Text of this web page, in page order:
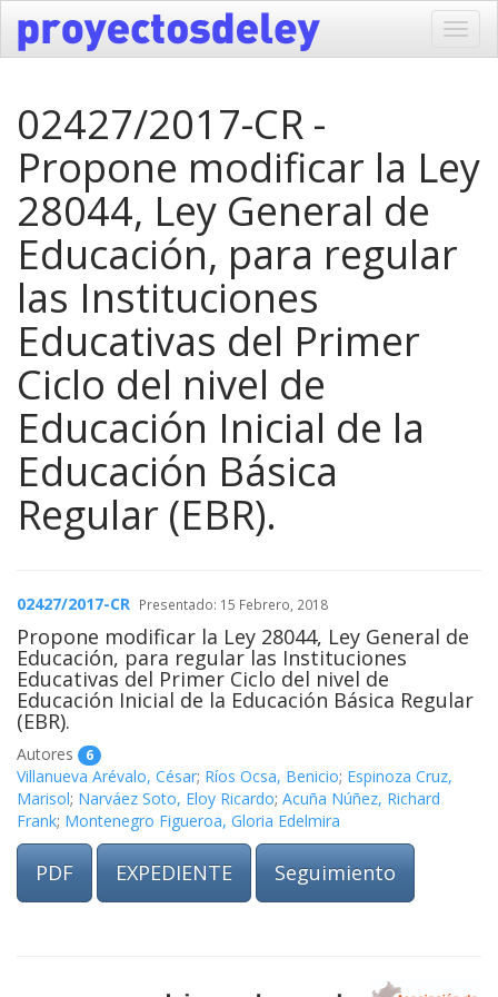
02427/2017-CR -
Propone modificar la Ley
28044, Ley General de
Educación, para regular
las Instituciones
Educativas del Primer
Ciclo del nivel de
Educación Inicial de la
Educación Básica
Regular (EBR).
02427/2017-CR Presentado: 15 Febrero, 2018
Propone modificar la Ley 28044, Ley General de
Educación, para regular las Instituciones
Educativas del Primer Ciclo del nivel de
Educación Inicial de la Educación Básica Regular
(EBR).
Autores 6
Villanueva Arévalo, César; Ríos Ocsa, Benicio; Espinoza Cruz,
Marisol; Narváez Soto, Eloy Ricardo; Acuña Núñez, Richard
Frank; Montenegro Figueroa, Gloria Edelmira
PDF EXPEDIENTE Seguimiento